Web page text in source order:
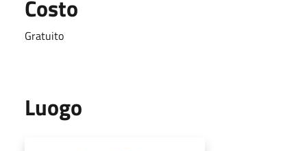
Costo
Gratuito
Luogo